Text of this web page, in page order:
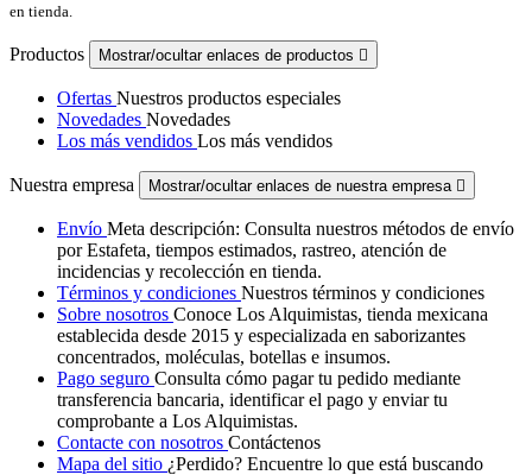
en tienda.
Productos Mostrar/ocultar enlaces de productos 
Ofertas Nuestros productos especiales
Novedades Novedades
Los más vendidos Los más vendidos
Nuestra empresa Mostrar/ocultar enlaces de nuestra empresa 
Envío Meta descripción: Consulta nuestros métodos de envío
por Estafeta, tiempos estimados, rastreo, atención de
incidencias y recolección en tienda.
Términos y condiciones Nuestros términos y condiciones
Sobre nosotros Conoce Los Alquimistas, tienda mexicana
establecida desde 2015 y especializada en saborizantes
concentrados, moléculas, botellas e insumos.
Pago seguro Consulta cómo pagar tu pedido mediante
transferencia bancaria, identificar el pago y enviar tu
comprobante a Los Alquimistas.
Contacte con nosotros Contáctenos
Mapa del sitio ¿Perdido? Encuentre lo que está buscando